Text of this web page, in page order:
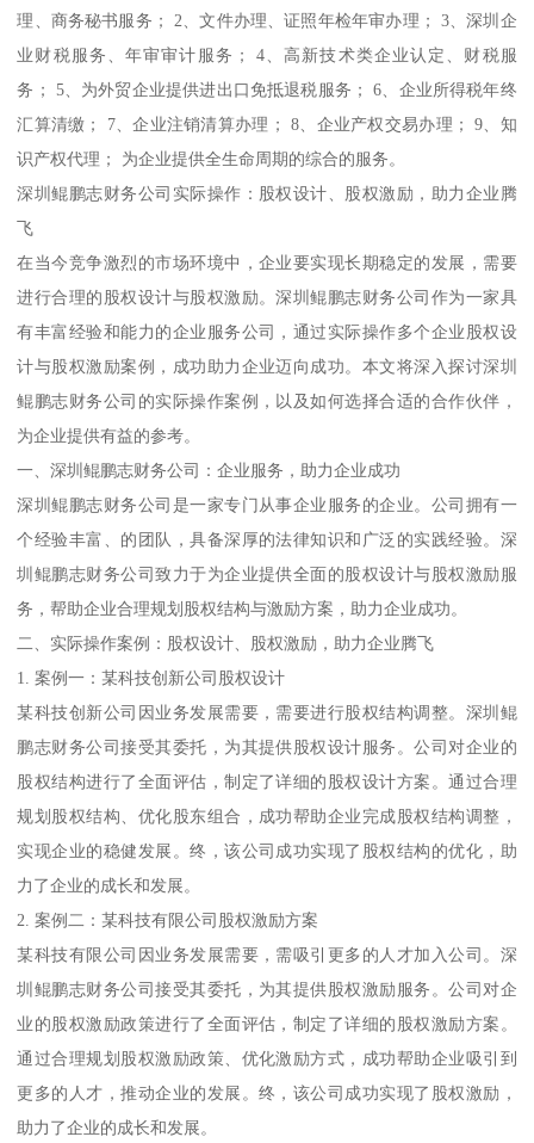
理、商务秘书服务； 2、文件办理、证照年检年审办理； 3、深圳企
业财税服务、年审审计服务； 4、高新技术类企业认定、财税服
务； 5、为外贸企业提供进出口免抵退税服务； 6、企业所得税年终
汇算清缴； 7、企业注销清算办理； 8、企业产权交易办理； 9、知
识产权代理； 为企业提供全生命周期的综合的服务。
深圳鲲鹏志财务公司实际操作：股权设计、股权激励，助力企业腾
飞
在当今竞争激烈的市场环境中，企业要实现长期稳定的发展，需要
进行合理的股权设计与股权激励。深圳鲲鹏志财务公司作为一家具
有丰富经验和能力的企业服务公司，通过实际操作多个企业股权设
计与股权激励案例，成功助力企业迈向成功。本文将深入探讨深圳
鲲鹏志财务公司的实际操作案例，以及如何选择合适的合作伙伴，
为企业提供有益的参考。
一、深圳鲲鹏志财务公司：企业服务，助力企业成功
深圳鲲鹏志财务公司是一家专门从事企业服务的企业。公司拥有一
个经验丰富、的团队，具备深厚的法律知识和广泛的实践经验。深
圳鲲鹏志财务公司致力于为企业提供全面的股权设计与股权激励服
务，帮助企业合理规划股权结构与激励方案，助力企业成功。
二、实际操作案例：股权设计、股权激励，助力企业腾飞
1. 案例一：某科技创新公司股权设计
某科技创新公司因业务发展需要，需要进行股权结构调整。深圳鲲
鹏志财务公司接受其委托，为其提供股权设计服务。公司对企业的
股权结构进行了全面评估，制定了详细的股权设计方案。通过合理
规划股权结构、优化股东组合，成功帮助企业完成股权结构调整，
实现企业的稳健发展。终，该公司成功实现了股权结构的优化，助
力了企业的成长和发展。
2. 案例二：某科技有限公司股权激励方案
某科技有限公司因业务发展需要，需吸引更多的人才加入公司。深
圳鲲鹏志财务公司接受其委托，为其提供股权激励服务。公司对企
业的股权激励政策进行了全面评估，制定了详细的股权激励方案。
通过合理规划股权激励政策、优化激励方式，成功帮助企业吸引到
更多的人才，推动企业的发展。终，该公司成功实现了股权激励，
助力了企业的成长和发展。